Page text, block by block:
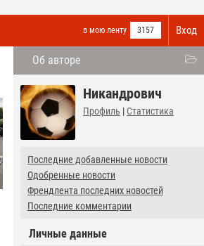
Вход
в мою ленту 3157
Об авторе
Никандрович
Профиль | Статистика
Последние добавленные новости
Одобренные новости
Френдлента последних новостей
Последние комментарии
Личные данные